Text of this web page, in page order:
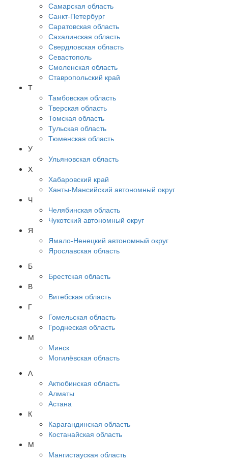
Самарская область
Санкт-Петербург
Саратовская область
Сахалинская область
Свердловская область
Севастополь
Смоленская область
Ставропольский край
Т
Тамбовская область
Тверская область
Томская область
Тульская область
Тюменская область
У
Ульяновская область
Х
Хабаровский край
Ханты-Мансийский автономный округ
Ч
Челябинская область
Чукотский автономный округ
Я
Ямало-Ненецкий автономный округ
Ярославская область
Б
Брестская область
В
Витебская область
Г
Гомельская область
Гроднеская область
М
Минск
Могилёвская область
А
Актюбинская область
Алматы
Астана
К
Карагандинская область
Костанайская область
М
Мангистауская область